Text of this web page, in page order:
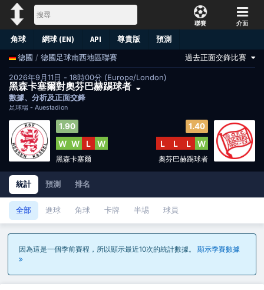
聯賽 介面
角球 網球 (EN) API 尊貴版 預測
德國 / 德國足球南西地區聯賽 過去正面交鋒比賽
2026年9月11日 - 18時00分 (Europe/London)
黑森卡塞爾對奧芬巴赫踢球者
數據、分析及正面交鋒
足球場 - Auestadion
1.90
W W L W
黑森卡塞爾
1.40
L L L W
奧芬巴赫踢球者
統計 預測 排名
全部 進球 角球 卡牌 半埸 球員
因為這是一個季前賽程，所以顯示最近10次的統計數據。 顯示季賽數據